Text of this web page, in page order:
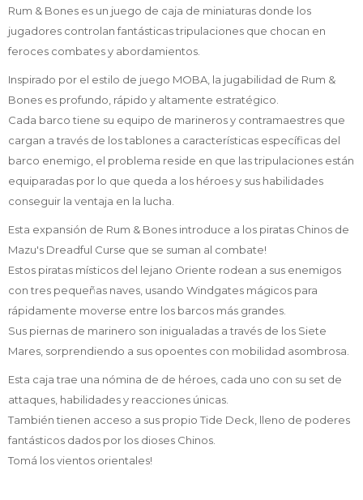
Rum & Bones es un juego de caja de miniaturas donde los
jugadores controlan fantásticas tripulaciones que chocan en
feroces combates y abordamientos.
Inspirado por el estilo de juego MOBA, la jugabilidad de Rum &
Bones es profundo, rápido y altamente estratégico.
Cada barco tiene su equipo de marineros y contramaestres que
cargan a través de los tablones a características específicas del
barco enemigo, el problema reside en que las tripulaciones están
equiparadas por lo que queda a los héroes y sus habilidades
conseguir la ventaja en la lucha.
Esta expansión de Rum & Bones introduce a los piratas Chinos de
Mazu's Dreadful Curse que se suman al combate!
Estos piratas místicos del lejano Oriente rodean a sus enemigos
con tres pequeñas naves, usando Windgates mágicos para
rápidamente moverse entre los barcos más grandes.
Sus piernas de marinero son inigualadas a través de los Siete
Mares, sorprendiendo a sus opoentes con mobilidad asombrosa.
Esta caja trae una nómina de de héroes, cada uno con su set de
attaques, habilidades y reacciones únicas.
También tienen acceso a sus propio Tide Deck, lleno de poderes
fantásticos dados por los dioses Chinos.
Tomá los vientos orientales!